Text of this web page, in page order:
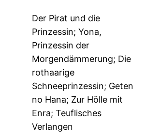
Der Pirat und die
Prinzessin; Yona,
Prinzessin der
Morgendämmerung; Die
rothaarige
Schneeprinzessin; Geten
no Hana; Zur Hölle mit
Enra; Teuflisches
Verlangen